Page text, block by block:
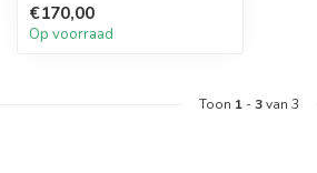
€170,00
Op voorraad
Toon 1 -3van 3